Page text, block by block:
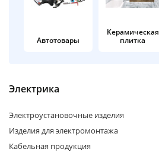
Автотовары
Керамическая
плитка
Электрика
Электроустановочные изделия
Изделия для электромонтажа
Кабельная продукция